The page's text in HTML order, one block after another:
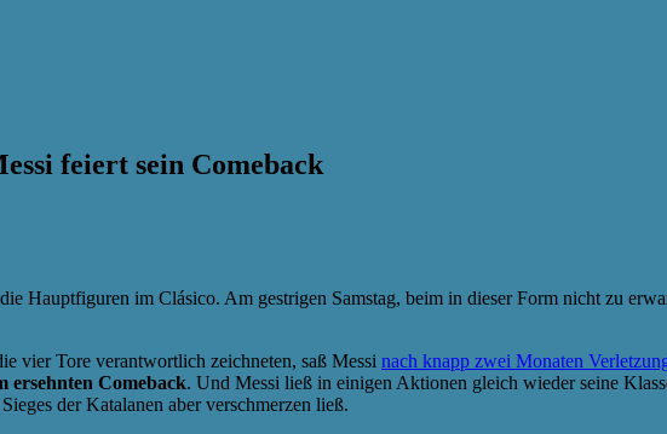
feiert sein Comeback
Hauptfiguren im Clásico. Am gestrigen Samstag, beim in dieser Form nicht zu
vier Tore verantwortlich zeichneten, saß Messi nach knapp zwei Monaten
ersehnten Comeback. Und Messi ließ in einigen Aktionen gleich wieder seine
der Katalanen aber verschmerzen ließ.